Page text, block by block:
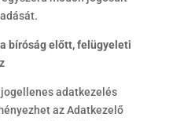
bíróság előtt, felügyeleti
adatkezelés
az Adatkezelő